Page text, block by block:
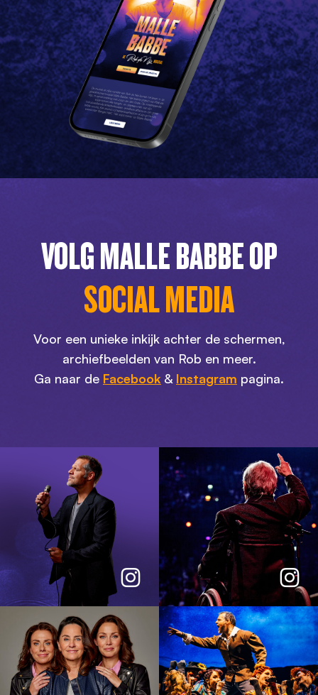
VOLG MALLE BABBE OP
SOCIAL MEDIA
Voor een unieke inkijk achter de schermen,
archiefbeelden van Rob en meer.
Ga naar de Facebook & Instagram pagina.